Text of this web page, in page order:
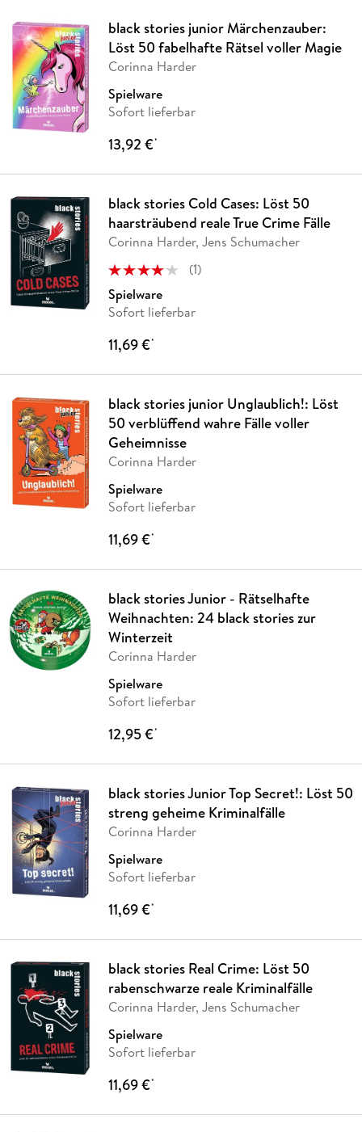
black stories junior Märchenzauber:
Löst 50 fabelhafte Rätsel voller Magie
Corinna Harder
Spielware
Sofort lieferbar
13,92 €*
black stories Cold Cases: Löst 50
haarsträubend reale True Crime Fälle
Corinna Harder, Jens Schumacher
(1)
Spielware
Sofort lieferbar
11,69 €*
black stories junior Unglaublich!: Löst
50 verblüffend wahre Fälle voller
Geheimnisse
Corinna Harder
Spielware
Sofort lieferbar
11,69 €*
black stories Junior - Rätselhafte
Weihnachten: 24 black stories zur
Winterzeit
Corinna Harder
Spielware
Sofort lieferbar
12,95 €*
black stories Junior Top Secret!: Löst 50
streng geheime Kriminalfälle
Corinna Harder
Spielware
Sofort lieferbar
11,69 €*
black stories Real Crime: Löst 50
rabenschwarze reale Kriminalfälle
Corinna Harder, Jens Schumacher
Spielware
Sofort lieferbar
11,69 €*